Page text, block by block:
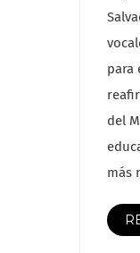
para
del
más